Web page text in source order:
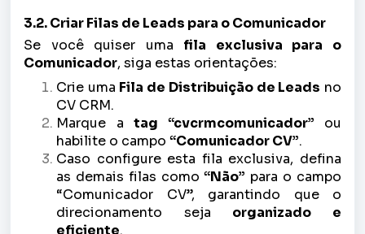
3.2. Criar Filas de Leads para o Comunicador
Se você quiser uma fila exclusiva para o
Comunicador, siga estas orientações:
Crie uma Fila de Distribuição de Leads no
CV CRM.
Marque a tag “cvcrmcomunicador” ou
habilite o campo “Comunicador CV”.
Caso configure esta fila exclusiva, defina
as demais filas como“Não” para o campo
“Comunicador CV”, garantindo que o
direcionamento seja organizado e
eficiente.